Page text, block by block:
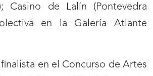
Casino de Lalín (Pontevedra
en la Galería Atlante
finalista en el Concurso de Artes